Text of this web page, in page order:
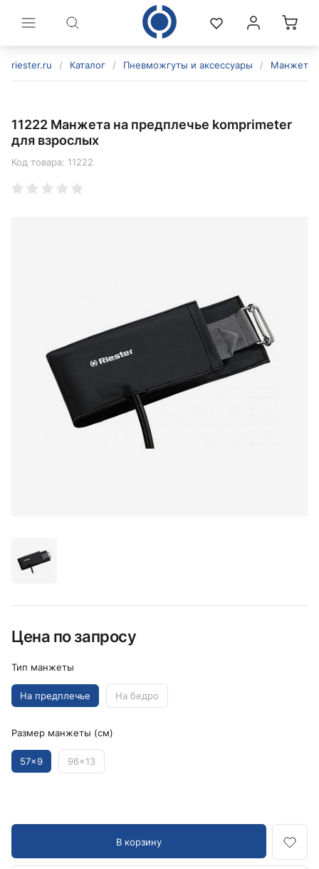
riester.ru / Каталог / Пневможгуты и аксессуары / Манжеты
11222 Манжета на предплечье komprimeter
для взрослых
Код товара: 11222
Цена по запросу
Тип манжеты
На предплечье На бедро
Размер манжеты (см)
57x9 96x13
В корзину